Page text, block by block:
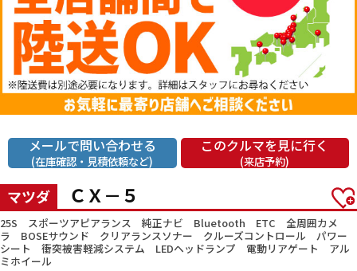
メールで問い合わせる
(在庫確認・見積依頼など)
このクルマを見に行く
(来店予約)
マツダ ＣＸ－５
25S スポーツアピアランス 純正ナビ Bluetooth ETC 全周囲カメ
ラ BOSEサウンド クリアランスソナー クルーズコントロール パワー
シート 衝突被害軽減システム LEDヘッドランプ 電動リアゲート アル
ミホイール